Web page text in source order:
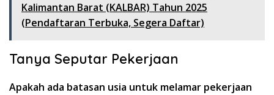
Kalimantan Barat (KALBAR) Tahun 2025
(Pendaftaran Terbuka, Segera Daftar)
Tanya Seputar Pekerjaan
Apakah ada batasan usia untuk melamar pekerjaan